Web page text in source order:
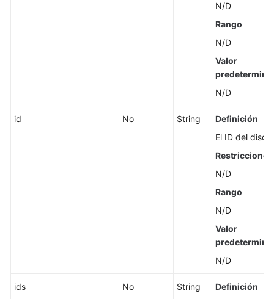
N/D
Rango
N/D
Valor
N/D
id No String
Definición
El ID del disco.
Restricciones
N/D
Rango
N/D
Valor
N/D
ids No String
Definición